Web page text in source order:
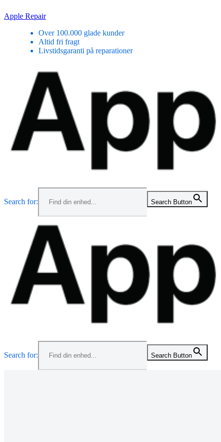
Skip
Apple Repair
Over 100.000 glade kunder
Altid fri fragt
Livstidsgaranti på reparationer
Search for: Search Button
Search for: Search Button